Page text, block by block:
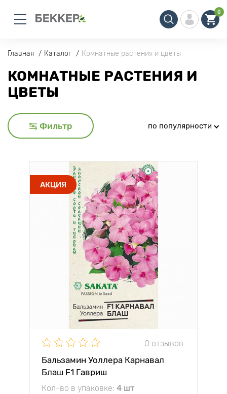
0
Главная Каталог Комнатные растения и цветы
КОМНАТНЫЕ РАСТЕНИЯ И
ЦВЕТЫ
Фильтр по популярности
АКЦИЯ
0 отзывов
Бальзамин Уоллера Карнавал
Блаш F1 Гавриш
Кол-во в упаковке: 4 шт